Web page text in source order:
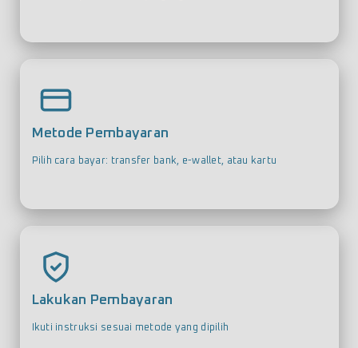
Metode Pembayaran
Pilih cara bayar: transfer bank, e-wallet, atau kartu
Lakukan Pembayaran
Ikuti instruksi sesuai metode yang dipilih